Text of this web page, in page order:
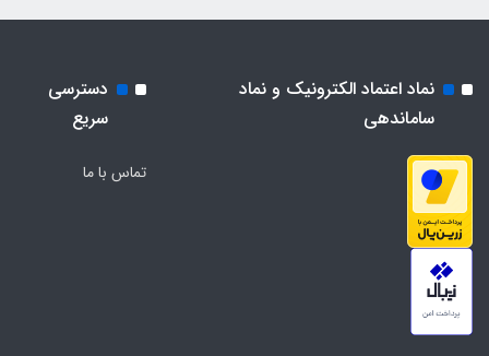
نماد اعتماد الکترونیک و نماد
ساماندهی
دسترسی
سریع
تماس با ما